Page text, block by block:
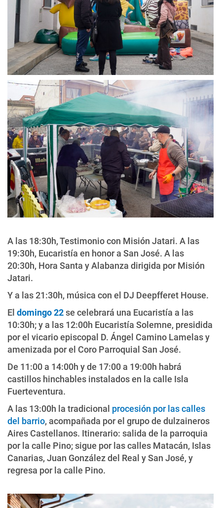
A las 18:30h, Testimonio con Misión Jatari. A las
19:30h, Eucaristía en honor a San José. A las
20:30h, Hora Santa y Alabanza dirigida por Misión
Jatari.
Y a las 21:30h, música con el DJ Deepfferet House.
El domingo 22se celebrará una Eucaristía a las
10:30h; y a las 12:00h Eucaristía Solemne, presidida
por el vicario episcopal D. Ángel Camino Lamelas y
amenizada por el Coro Parroquial San José.
De 11:00 a 14:00h y de 17:00 a 19:00h habrá
castillos hinchables instalados en la calle Isla
Fuerteventura.
A las 13:00h la tradicional procesión por las calles
del barrio, acompañada por el grupo de dulzaineros
Aires Castellanos. Itinerario: salida de la parroquia
por la calle Pino; sigue por las calles Matacán, Islas
Canarias, Juan González del Real y San José, y
regresa por la calle Pino.